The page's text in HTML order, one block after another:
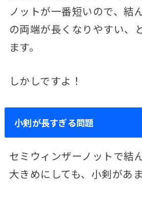
ノットが一番短いので、結
の両端が長くなりやすい、
ます。
しかしですよ！
小剣が長すぎる問題
セミウィンザーノットで結
大きめにしても、小剣があま